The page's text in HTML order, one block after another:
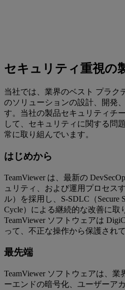
セキュリティ重視の
当社では、業界のベスト プラク
のソリューションの設計、開発
す。当社の製品セキュリティチ
して、セキュリティに関する問
常に取り組んでいます。
はじめから
TeamViewer は、最新の
ュリティ、および運用プロセス
ル）を採用し、S-SDLC（Secure
Cycle）による継続的な改善に取
TeamViewer ソフトウェアは
って、不正な操作から保護されて
最先端
TeamViewer ソフトウェアは、
ーエンドの暗号化、ユーザーア